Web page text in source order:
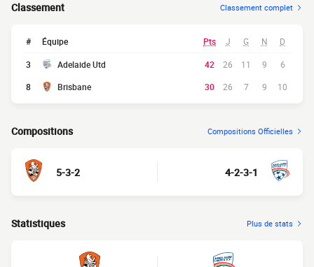
Classement Classement complet
# Équipe Pts J G N D
3 Adelaide Utd 42 26 11 9
6
8
Brisbane 30 26 7 9 10
Compositions Compositions Officielles
5-3-2 4-2-3-1
Statistiques Plus de stats